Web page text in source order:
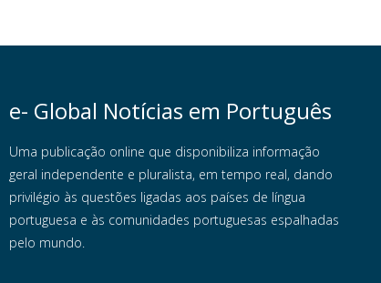
e- Global Notícias em Português
Uma publicação online que disponibiliza informação
geral independente e pluralista, em tempo real, dando
privilégio às questões ligadas aos países de língua
portuguesa e às comunidades portuguesas espalhadas
pelo mundo.